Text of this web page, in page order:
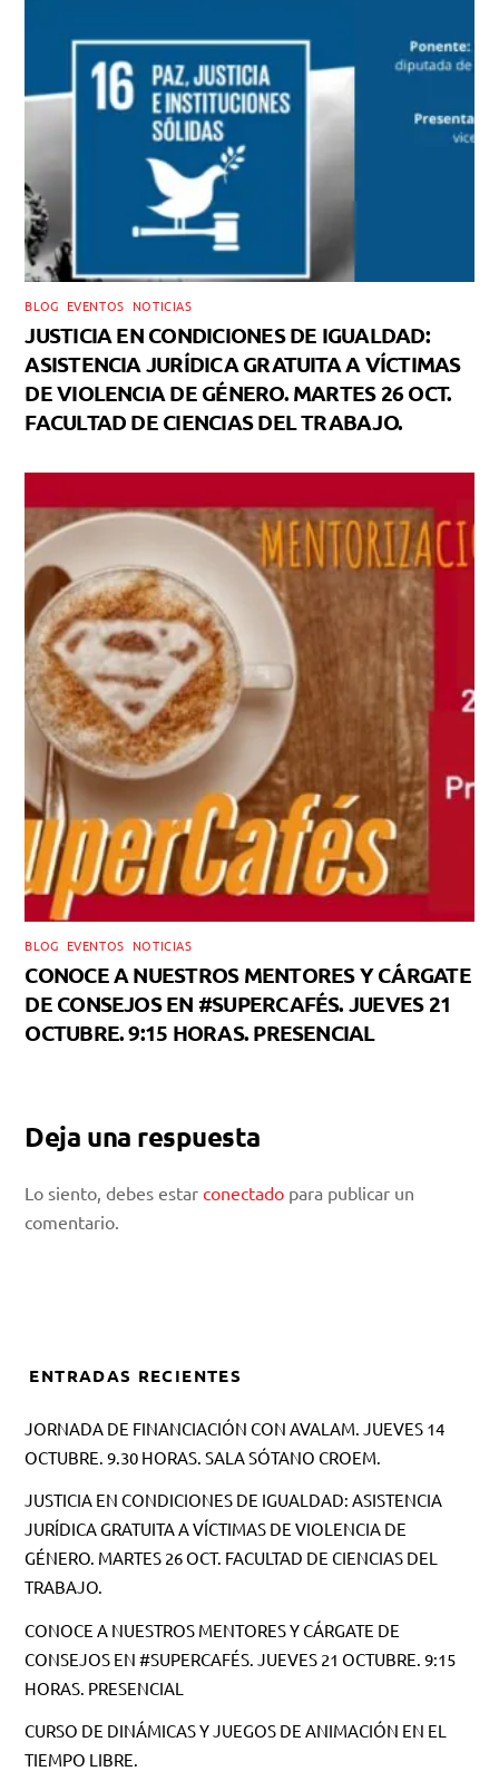
BLOG EVENTOS NOTICIAS
JUSTICIA EN CONDICIONES DE IGUALDAD:
ASISTENCIA JURÍDICA GRATUITA A VÍCTIMAS
DE VIOLENCIA DE GÉNERO. MARTES 26 OCT.
FACULTAD DE CIENCIAS DEL TRABAJO.
BLOG EVENTOS NOTICIAS
CONOCE A NUESTROS MENTORES Y CÁRGATE
DE CONSEJOS EN #SUPERCAFÉS. JUEVES 21
OCTUBRE. 9:15 HORAS. PRESENCIAL
Deja una respuesta
Lo siento, debes estarconectado para publicar un
comentario.
ENTRADAS RECIENTES
JORNADA DE FINANCIACIÓN CON AVALAM. JUEVES 14
OCTUBRE. 9.30 HORAS. SALA SÓTANO CROEM.
JUSTICIA EN CONDICIONES DE IGUALDAD: ASISTENCIA
JURÍDICA GRATUITA A VÍCTIMAS DE VIOLENCIA DE
GÉNERO. MARTES 26 OCT. FACULTAD DE CIENCIAS DEL
TRABAJO.
CONOCE A NUESTROS MENTORES Y CÁRGATE DE
CONSEJOS EN #SUPERCAFÉS. JUEVES 21 OCTUBRE. 9:15
HORAS. PRESENCIAL
CURSO DE DINÁMICAS Y JUEGOS DE ANIMACIÓN EN EL
TIEMPO LIBRE.